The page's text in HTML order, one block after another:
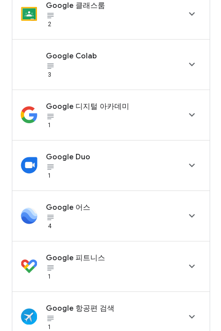
Google 클래스룸
subject_black
2

Google Colab
subject_black
3

Google 디지털 아카데미
subject_black
1

Google Duo
subject_black
1

Google 어스
subject_black
4

Google 피트니스
subject_black
1

Google 항공편 검색
subject_black
1
